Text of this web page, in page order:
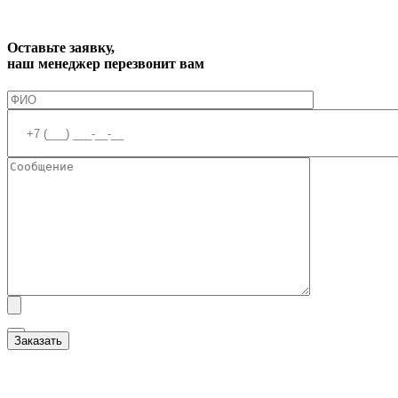
Оставьте заявку,
наш менеджер перезвонит вам
Я ознакомлен(а) с